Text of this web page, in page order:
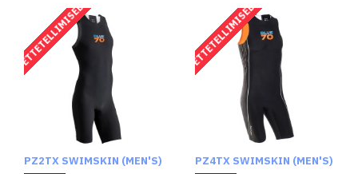
ETTETELLIMISEL
PZ2TX SWIMSKIN (MEN'S)
ETTETELLIMISEL
PZ4TX SWIMSKIN (MEN'S)